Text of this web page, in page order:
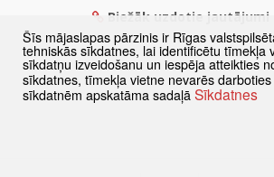
Biežāk uzdotie jautājumi
Šīs mājaslapas pārzinis ir Rīgas
tehniskās sīkdatnes, lai identificētu tīmekļa
sīkdatņu izveidošanu un iespēja atteikties
sīkdatnes, tīmekļa vietne nevarēs
sīkdatnēm apskatāma sadaļā Sīkdatnes